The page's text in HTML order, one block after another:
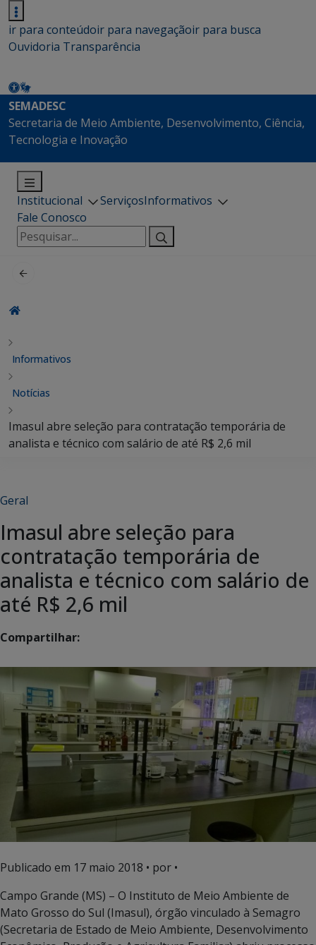
ir para conteúdoir para navegaçãoir para busca
Ouvidoria Transparência
SEMADESC
Secretaria de Meio Ambiente, Desenvolvimento, Ciência,
Tecnologia e Inovação
Institucional ServiçosInformativos
Fale Conosco
Pesquisar
por:
Informativos
Notícias
Imasul abre seleção para contratação temporária de
analista e técnico com salário de até R$ 2,6 mil
Geral
Imasul abre seleção para
contratação temporária de
analista e técnico com salário de
até R$ 2,6 mil
Compartilhar:
Publicado em 17 maio 2018 • por •
Campo Grande (MS) – O Instituto de Meio Ambiente de
Mato Grosso do Sul (Imasul), órgão vinculado à Semagro
(Secretaria de Estado de Meio Ambiente, Desenvolvimento